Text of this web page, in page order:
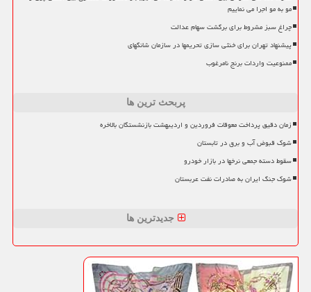
مو به مو اجرا می نماییم
چراغ سبز مشروط برای برگشت سهام عدالت
پیشنهاد تهران برای خنثی سازی تحریمها در سازمان شانگهای
ممنوعیت واردات برنج نامرغوب
پربحث ترین ها
زمان دقیق پرداخت معوقات فروردین و اردیبهشت بازنشستگان بالاخره
شوک قبوض آب و برق در تابستان
سقوط دسته جمعی نرخها در بازار خودرو
شوک جنگ ایران به صادرات نفت عربستان
جدیدترین ها